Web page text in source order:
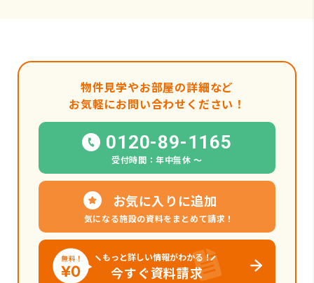
物件見学やお部屋の詳細など
お気軽にお問い合わせください！
0120-89-1165
受付時間：年中無休 〜
お気に入りに追加
気になる施設の資料をまとめて請求！
もっと詳しい情報がわかる！
今すぐ資料請求